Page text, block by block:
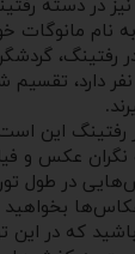
در دسته
نام مانوگات
رفتینگ،
هر گروه بین ۲ تا ۱۲ نفر
این است
نگران عکس و
در طول
عکاس‌ها
که در